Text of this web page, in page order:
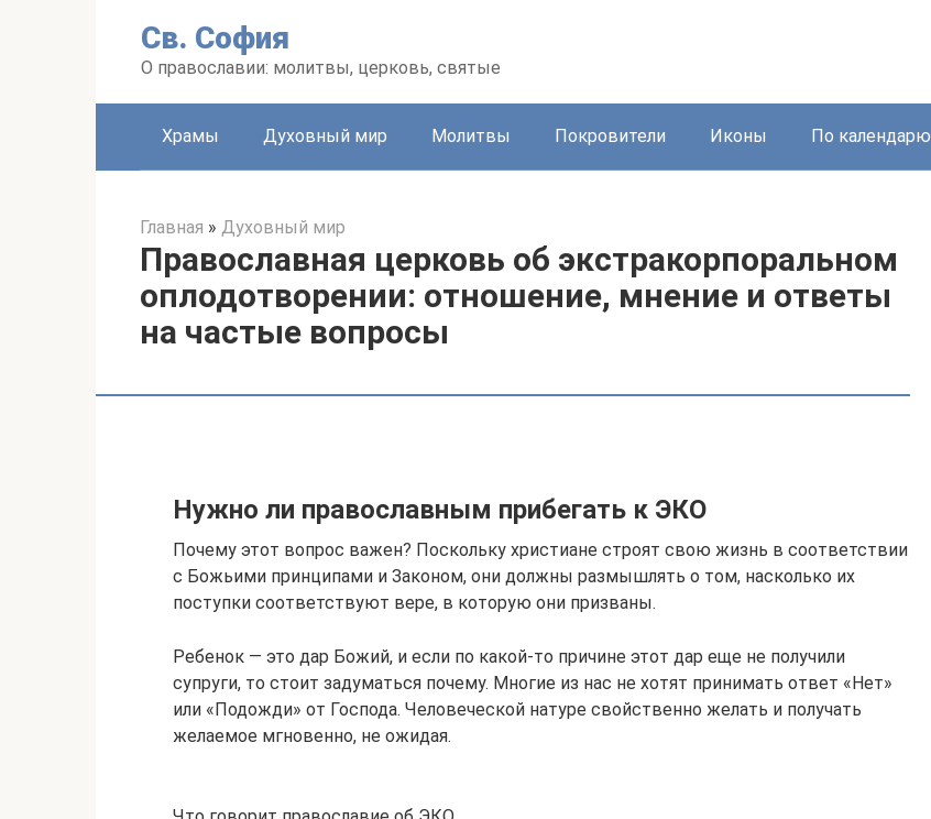
Св. София
О православии: молитвы, церковь, святые
Храмы Духовный мир Молитвы Покровители Иконы По календарю
Главная » Духовный мир
Православная церковь об экстракорпоральном
оплодотворении: отношение, мнение и ответы
на частые вопросы
Нужно ли православным прибегать к ЭКО
Почему этот вопрос важен? Поскольку христиане строят свою жизнь в соответствии
с Божьими принципами и Законом, они должны размышлять о том, насколько их
поступки соответствуют вере, в которую они призваны.
Ребенок — это дар Божий, и если по какой-то причине этот дар еще не получили
супруги, то стоит задуматься почему. Многие из нас не хотят принимать ответ «Нет»
или «Подожди» от Господа. Человеческой натуре свойственно желать и получать
желаемое мгновенно, не ожидая.